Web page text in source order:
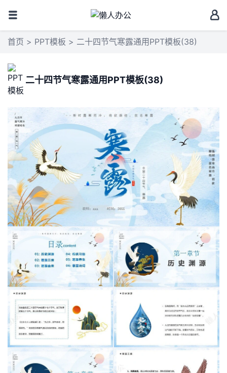
首页 > PPT模板 > 二十四节气寒露通用PPT模板(38)
二十四节气寒露通用PPT模板(38)